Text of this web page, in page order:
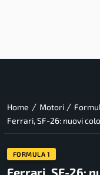
Home / Motori /
Ferrari, SF-26: nuovi
FORMULA 1
Ferrari, SF-26: